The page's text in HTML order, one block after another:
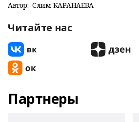
Автор: Сәлимә ҠАРАНАЕВА
Читайте нас
Партнеры